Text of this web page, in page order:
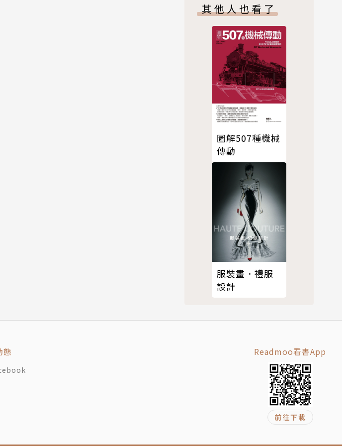
，而且還多長了幾條腿。人們抓到牠
。這種油，也是民間用來治療燒傷燙傷
在即將屆滿六十八歲之際，說服自己以
過去的記憶，黑澤明和許多朋友促膝長
防車的鐘聲、舞獅的鼓聲、耍猴的鼓
條、賣黑輪、烤地瓜、磨刀和鏡子、修
毽子的聲音、拍球歌、童謠……這些消失
和各種情感結合。快樂的聲音、寂寞的
其他人也看了
圖解507種機械
傳動
服裝畫．禮服
設計
態 Readmoo看書App
前往下載